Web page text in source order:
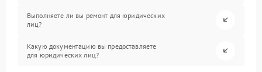
Выполняете ли вы ремонт для юридических
лиц?
Какую документацию вы предоставляете
для юридических лиц?